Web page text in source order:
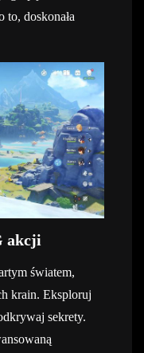
doskonała
akcji
światem,
krain. Eksploruj
sekrety.